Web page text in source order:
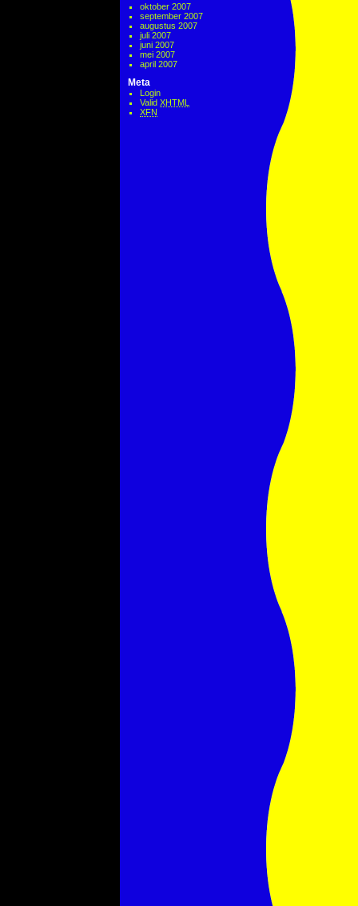
oktober 2007
september 2007
augustus 2007
juli 2007
juni 2007
mei 2007
april 2007
Meta
Login
Valid XHTML
XFN